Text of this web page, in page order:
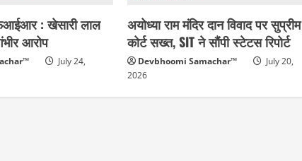
: खेसारी लाल
आरोप
July 24,
अयोध्या राम मंदिर दान विवाद पर सुप्रीम
कोर्ट सख्त, SIT ने सौंपी स्टेटस रिपोर्ट
Devbhoomi Samachar™
July 20,
2026